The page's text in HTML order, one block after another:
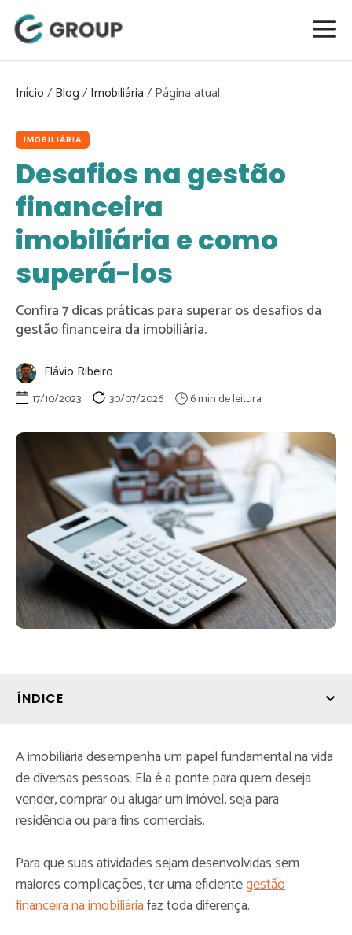
para
conteúdo
Início/Blog/Imobiliária/
IMOBILIÁRIA
Desafios na gestão
financeira
imobiliária e como
superá-los
Confira 7 dicas práticas para superar os desafios da
gestão financeira da imobiliária.
Flávio Ribeiro
17/10/2023 30/07/2026
ÍNDICE
A imobiliária desempenha um papel fundamental na vida
de diversas pessoas. Ela é a ponte para quem deseja
vender, comprar ou alugar um imóvel, seja para
residência ou para fins comerciais.
Para que suas atividades sejam desenvolvidas sem
maiores complicações, ter uma eficientegestão
financeira na imobiliáriafaz toda diferença.